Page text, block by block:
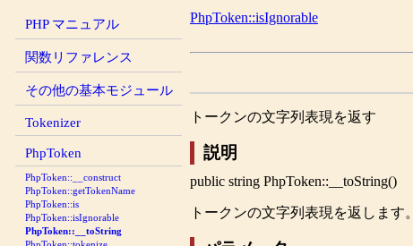
PHP マニュアル
関数リファレンス
その他の基本モジュール
Tokenizer
PhpToken
PhpToken::__construct
PhpToken::getTokenName
PhpToken::is
PhpToken::isIgnorable
PhpToken::__toString
PhpToken::isIgnorable
トークンの文字列表現を返す
説明
public string PhpToken::__toString()
トークンの文字列表現を返します。